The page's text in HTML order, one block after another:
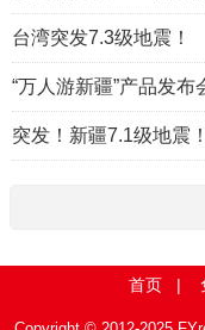
台湾突发7.3级地震！
“万人游新疆”产品发
突发！新疆7.1级地震！
首页 |